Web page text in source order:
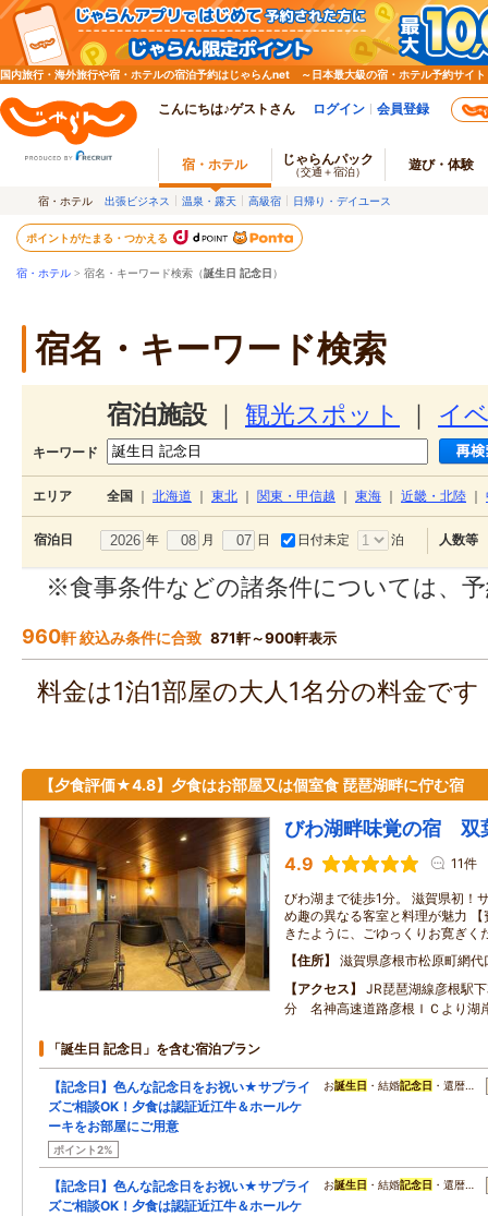
国内旅行・海外旅行や宿・ホテルの宿泊予約はじゃらんnet ～日本最大級の宿・ホテル予約サイト
こんにちは♪ゲストさん ログイン 会員登録
宿・ホテル じゃらんパック
（交通＋宿泊） 遊び・体験
宿・ホテル 出張ビジネス 温泉・露天 高級宿 日帰り・デイユース
ポイントがたまる・つかえる
宿・ホテル > 宿名・キーワード検索（誕生日 記念日 ）
宿名・キーワード検索
宿泊施設 観光スポット イ
キーワード
エリア 全国 北海道 東北 関東・甲信越 東海 近畿・北陸
宿泊日 年 月 日 日付未定 泊 人数等
※食事条件などの諸条件については、
960軒 絞込み条件に合致 871軒～900軒表示
料金は1泊1部屋の大人1名分の料金で
【夕食評価★4.8】夕食はお部屋又は個室食 琵琶湖畔に佇む宿
びわ湖畔味覚の宿 双
4.9 11件
びわ湖まで徒歩1分。 滋賀県初！
め趣の異なる客室と料理が魅力
きたように、ごゆっくりお寛ぎく
住所
滋賀県彦根市松原町網代
アクセス
JR琵琶湖線彦根駅
分 名神高速道路彦根ＩＣより湖
「誕生日 記念日」を含む宿泊プラン
【記念日】色んな記念日をお祝い★サプライ
ズご相談OK！夕食は認証近江牛＆ホールケ
ーキをお部屋にご用意
ポイント2%
お誕生日 ・結婚記念日 ・還暦…
【記念日】色んな記念日をお祝い★サプライ
ズご相談OK！夕食は認証近江牛＆ホールケ
お誕生日 ・結婚記念日 ・還暦…